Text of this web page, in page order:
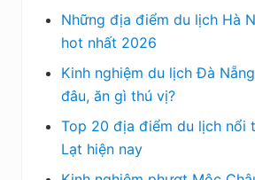
Những địa điểm du lịch Hà
hot nhất 2026
Kinh nghiệm du lịch Đà
đâu, ăn gì thú vị?
Top 20 địa điểm du lịch nổi
Lạt hiện nay